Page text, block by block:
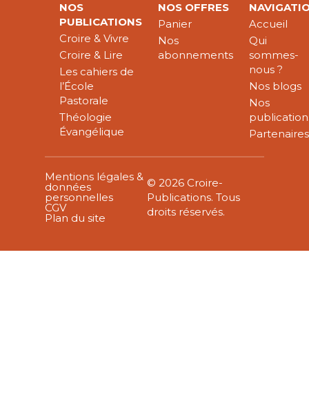
NOS
PUBLICATIONS
Croire & Vivre
Croire & Lire
Les cahiers de
l’École
Pastorale
Théologie
Évangélique
NOS OFFRES
Panier
Nos
abonnements
Accueil
Qui
sommes-
nous ?
Nos blogs
Nos
Partenaires
Mentions légales &
données
personnelles
CGV
Plan du site
© 2026 Croire-
Publications. Tous
droits réservés.